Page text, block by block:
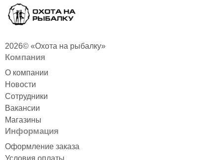
2026© «Охота на рыбалку»
Компания
О компании
Новости
Сотрудники
Вакансии
Магазины
Информация
Оформление заказа
Условия оплаты